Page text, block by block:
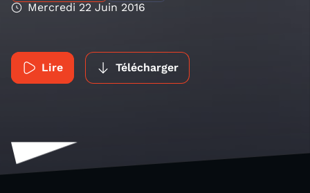
Mercredi 22 Juin 2016
Lire Télécharger